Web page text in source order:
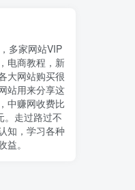
多家网站VIP
电商教程，新
大网站购买很
站用来分享这
中赚网收费比
。走过路过不
知，学习各种
。